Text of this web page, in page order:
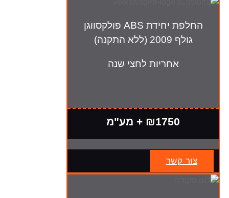
החלפת יחידת ABS פולקסווגן
גולף 2009 (ללא התקנה)
אחריות לחצי שנה
₪1750 + מע"מ
צור קשר